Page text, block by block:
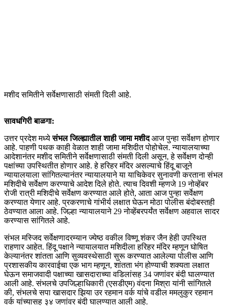
मशीद समितीने सर्वेक्षणासाठी संमती दिली आहे.
सावधगिरी बाळगा:
उत्तर प्रदेश मध्येसंभल जिल्ह्यातील शाही जामा मशीदआज पुन्हा सर्वेक्षण होणार
आहे. पाहणी पथक काही वेळात शाही जामा मशिदीत पोहोचेल. न्यायालयाच्या
आदेशानंतर मशीद समितीने सर्वेक्षणासाठी संमती दिली असून, हे सर्वेक्षण दोन्ही
पक्षांच्या उपस्थितीत होणार आहे. हे हरिहर मंदिर असल्याचे हिंदू बाजूने
न्यायालयाला सांगितल्यानंतर न्यायालयाने या याचिकेवर सुनावणी करताना संभल
मशिदीचे सर्वेक्षण करण्याचे आदेश दिले होते. त्याच दिवशी म्हणजे 19 नोव्हेंबर
रोजी रात्री मशिदीचे सर्वेक्षण करण्यात आले होते, आता आज पुन्हा सर्वेक्षण
करण्यात येणार आहे. प्रकरणाचे गांभीर्य लक्षात घेऊन मोठा पोलीस बंदोबस्तही
ठेवण्यात आला आहे. जिल्हा न्यायालयाने 29 नोव्हेंबरपर्यंत सर्वेक्षण अहवाल सादर
करण्यास सांगितले आहे.
संभल मस्जिद सर्वेक्षणादरम्यान ज्येष्ठ वकील विष्णू शंकर जैन हेही उपस्थित
राहणार आहेत. हिंदू पक्षाने न्यायालयात मशिदीला हरिहर मंदिर म्हणून घोषित
केल्यानंतर शांतता आणि सुव्यवस्थेसाठी सुरू करण्यात आलेल्या पोलीस आणि
प्रशासकीय कारवाईचा एक भाग म्हणून, शांतता भंग होण्याची शक्यता लक्षात
घेऊन समाजवादी पक्षाच्या खासदाराच्या वडिलांसह 34 जणांवर बंदी घालण्यात
आली आहे. संभलचे उपजिल्हाधिकारी (एसडीएम) वंदना मिश्रा यांनी सांगितले
की, संभलचे सपा खासदार झिया उर रहमान वर्क यांचे वडील ममलुकुर रहमान
वर्क यांच्यासह ३४ जणांवर बंदी घालण्यात आली आहे.